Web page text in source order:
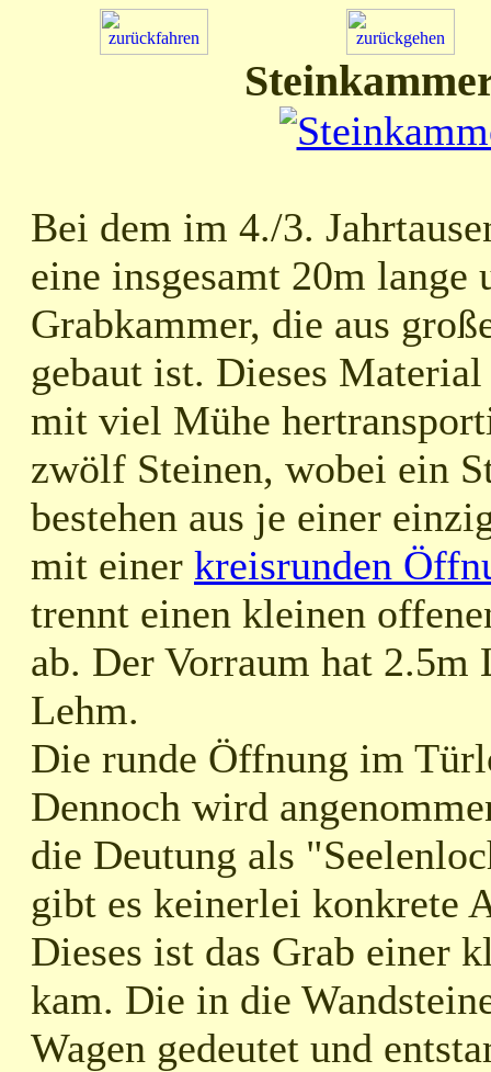
Bei dem im 4./3.
eine insgesamt 20m
Grabkammer, die aus
gebaut ist. Dieses
mit viel Mühe
zwölf Steinen, wobei ein
bestehen aus je einer
mit einer kreisrunden
trennt einen kleinen
ab. Der Vorraum hat 2.5m
Lehm.
Die runde Öffnung im
Dennoch wird
die Deutung als
gibt es keinerlei konkrete
Dieses ist das Grab einer
kam. Die in die
Wagen gedeutet und